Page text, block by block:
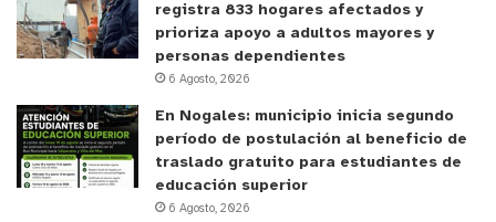
Como empresa líder en la venta de bebidas con
alcohol en el país, CCU desde 1994, con su
programa “Promoción del Consumo Responsable
registra 833 hogares afectados y
prioriza apoyo a adultos mayores y
personas dependientes
6 Agosto, 2026
En Nogales: municipio inicia segundo
período de postulación al beneficio de
traslado gratuito para estudiantes de
educación superior
6 Agosto, 2026